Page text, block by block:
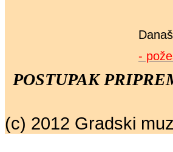
-
POSTUPAK
(c) 2012 Gradski